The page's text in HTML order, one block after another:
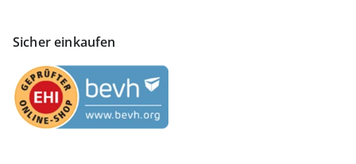
Sicher einkaufen